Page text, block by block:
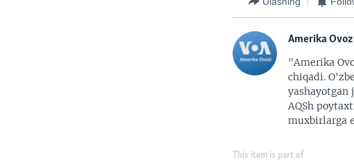
Amerika
"Amerika
chiqadi.
AQSh
muxbirlarga
This item is part of